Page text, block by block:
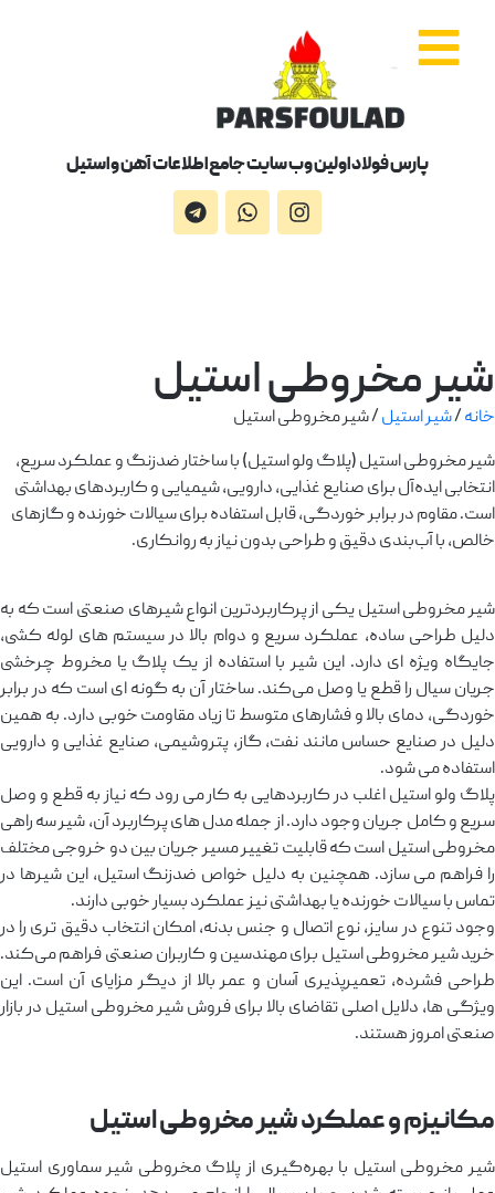
پارس فولاد اولین وب سایت جامع اطلاعات آهن و استیل
شیر مخروطی استیل
خانه/شیر استیل/ شیر مخروطی استیل
شیر مخروطی استیل (پلاگ ولو استیل) با ساختار ضدزنگ و عملکرد سریع،
انتخابی ایده‌آل برای صنایع غذایی، دارویی، شیمیایی و کاربردهای بهداشتی
است. مقاوم در برابر خوردگی، قابل استفاده برای سیالات خورنده و گازهای
خالص، با آب‌بندی دقیق و طراحی بدون نیاز به روانکاری.
شیر مخروطی استیل یکی از پرکاربردترین انواع شیرهای صنعتی است که به
‌دلیل طراحی ساده، عملکرد سریع و دوام بالا در سیستم‌ های لوله ‌کشی،
جایگاه ویژه‌ ای دارد. این شیر با استفاده از یک پلاگ یا مخروط چرخشی
جریان سیال را قطع یا وصل می‌کند. ساختار آن به گونه ‌ای است که در برابر
خوردگی، دمای بالا و فشارهای متوسط تا زیاد مقاومت خوبی دارد. به‌ همین
دلیل در صنایع حساس مانند نفت، گاز، پتروشیمی، صنایع غذایی و دارویی
استفاده می‌ شود.
پلاگ ولو استیل اغلب در کاربردهایی به کار می‌ رود که نیاز به قطع و وصل
سریع و کامل جریان وجود دارد. از جمله مدل ‌های پرکاربرد آن، شیر سه راهی
مخروطی استیل است که قابلیت تغییر مسیر جریان بین دو خروجی مختلف
را فراهم می‌ سازد. همچنین به ‌دلیل خواص ضدزنگ استیل، این شیرها در
تماس با سیالات خورنده یا بهداشتی نیز عملکرد بسیار خوبی دارند.
وجود تنوع در سایز، نوع اتصال و جنس بدنه، امکان انتخاب دقیق ‌تری را در
خرید شیر مخروطی استیل برای مهندسین و کاربران صنعتی فراهم می‌کند.
طراحی فشرده، تعمیرپذیری آسان و عمر بالا از دیگر مزایای آن است. این
ویژگی ‌ها، دلایل اصلی تقاضای بالا برای فروش شیر مخروطی استیل در بازار
صنعتی امروز هستند.
مکانیزم و عملکرد شیر مخروطی استیل
شیر مخروطی استیل با بهره‌گیری از پلاگ مخروطی شیر سماوری استیل